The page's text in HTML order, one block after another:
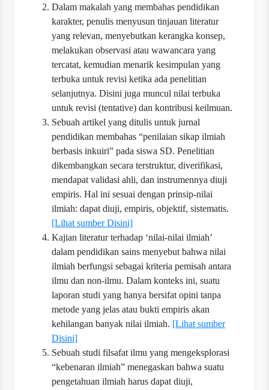
Dalam makalah yang membahas pendidikan
karakter, penulis menyusun tinjauan literatur
yang relevan, menyebutkan kerangka konsep,
melakukan observasi atau wawancara yang
tercatat, kemudian menarik kesimpulan yang
terbuka untuk revisi ketika ada penelitian
selanjutnya. Disini juga muncul nilai terbuka
untuk revisi (tentative) dan kontribusi keilmuan.
Sebuah artikel yang ditulis untuk jurnal
pendidikan membahas “penilaian sikap ilmiah
berbasis inkuiri” pada siswa SD. Penelitian
dikembangkan secara terstruktur, diverifikasi,
mendapat validasi ahli, dan instrumennya diuji
empiris. Hal ini sesuai dengan prinsip-nilai
ilmiah: dapat diuji, empiris, objektif, sistematis.
[Lihat sumber Disini]
Kajian literatur terhadap ‘nilai-nilai ilmiah’
dalam pendidikan sains menyebut bahwa nilai
ilmiah berfungsi sebagai kriteria pemisah antara
ilmu dan non-ilmu. Dalam konteks ini, suatu
laporan studi yang hanya bersifat opini tanpa
metode yang jelas atau bukti empiris akan
kehilangan banyak nilai ilmiah. [Lihat sumber
Disini]
Sebuah studi filsafat ilmu yang mengeksplorasi
“kebenaran ilmiah” menegaskan bahwa suatu
pengetahuan ilmiah harus dapat diuji,